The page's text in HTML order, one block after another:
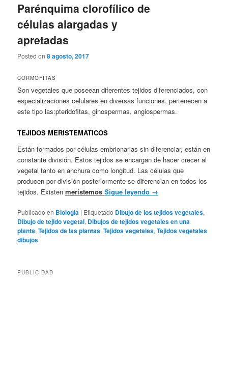
Parénquima clorofílico de
células alargadas y
apretadas
Posted on8 agosto, 2017
CORMOFITAS
Son vegetales que poseean diferentes tejidos diferenciados, con
especializaciones celulares en diversas funciones, pertenecen a
este tipo las:pteridofitas, ginospermas, angiospermas.
TEJIDOS MERISTEMATICOS
Están formados por células embrionarias sin diferenciar, están en
constante división. Estos tejidos se encargan de hacer crecer al
vegetal tanto en anchura como longitud. Las células que
producen por división posteriormente se diferencian en todos los
tejidos. ExistenmeristemosSigue leyendo →
Publicado en Biología | Etiquetado Dibujo de los tejidos vegetales,
Dibujo de tejido vegetal, Dibujos de tejidos vegetales en una
planta,Tejidos de las plantas,Tejidos vegetales,Tejidos vegetales
dibujos
PUBLICIDAD